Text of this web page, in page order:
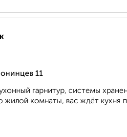
11
гарнитур, системы
жилой комнаты, вас ждёт кухня